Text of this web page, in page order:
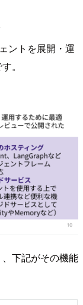
ントを展開・運
。
下記がその機能